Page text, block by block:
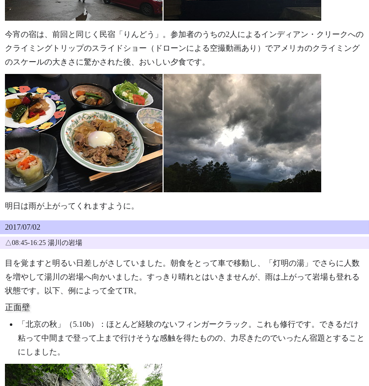
今宵の宿は、前回と同じく民宿「りんどう」。参加者のうちの2人によるインディアン・クリークへの
クライミングトリップのスライドショー（ドローンによる空撮動画あり）でアメリカのクライミング
のスケールの大きさに驚かされた後、おいしい夕食です。
明日は雨が上がってくれますように。
2017/07/02
△08:45-16:25 湯川の岩場
目を覚ますと明るい日差しがさしていました。朝食をとって車で移動し、「灯明の湯」でさらに人数
を増やして湯川の岩場へ向かいました。すっきり晴れとはいきませんが、雨は上がって岩場も登れる
状態です。以下、例によって全てTR。
正面壁
「北京の秋」（5.10b）：ほとんど経験のないフィンガークラック。これも修行です。できるだけ
粘って中間まで登って上まで行けそうな感触を得たものの、力尽きたのでいったん宿題とすること
にしました。